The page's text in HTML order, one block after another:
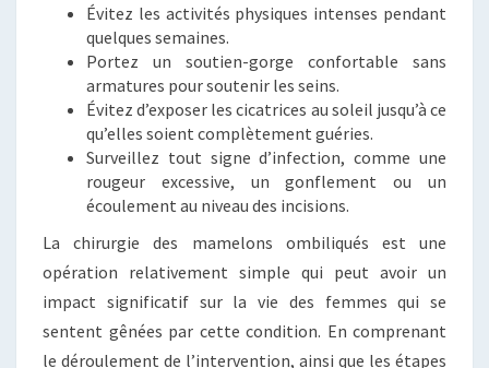
Évitez les activités physiques intenses pendant
quelques semaines.
Portez un soutien-gorge confortable sans
armatures pour soutenir les seins.
Évitez d’exposer les cicatrices au soleil jusqu’à ce
qu’elles soient complètement guéries.
Surveillez tout signe d’infection, comme une
rougeur excessive, un gonflement ou un
écoulement au niveau des incisions.
La chirurgie des mamelons ombiliqués est une
opération relativement simple qui peut avoir un
impact significatif sur la vie des femmes qui se
sentent gênées par cette condition. En comprenant
le déroulement de l’intervention, ainsi que les étapes